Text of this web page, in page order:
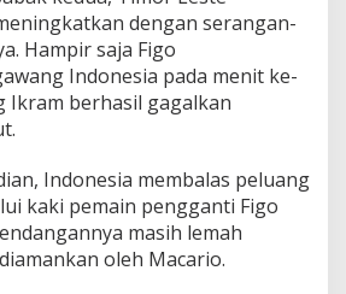
dengan serangan-
Hampir saja Figo
Indonesia pada menit ke-
Ikram berhasil gagalkan
Indonesia membalas peluang
kaki pemain pengganti Figo
masih lemah
oleh Macario.